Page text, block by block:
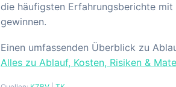
die häufigsten Erfahrungsberichte
gewinnen.
Einen umfassenden Überblick zu
Alles zu Ablauf, Kosten, Risiken &